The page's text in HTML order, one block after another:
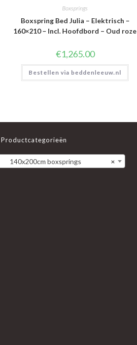
Boxsprings
Boxspring Bed Julia – Elektrisch –
160×210 – Incl. Hoofdbord – Oud roze
€1,265.00
Bestellen via beddenleeuw.nl
Productcategorieën
×
140x200cm boxsprings